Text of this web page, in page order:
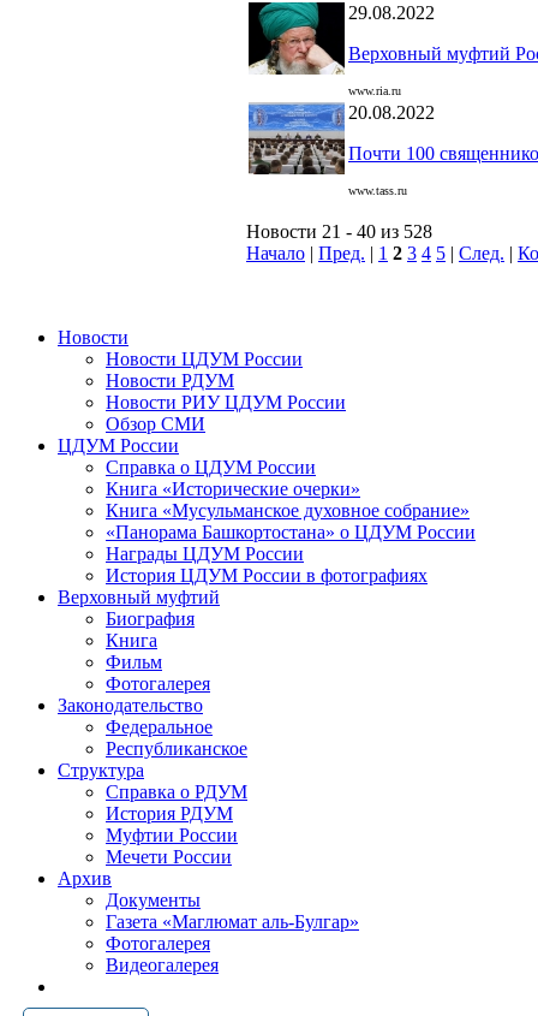
29.08.2022
Верховный муфтий
www.ria.ru
20.08.2022
Почти 100
www.tass.ru
Новости 21 - 40 из 528
Начало | Пред. | 1 2 3 4 5 | След. |
Новости
Новости ЦДУМ России
Новости РДУМ
Новости РИУ ЦДУМ России
Обзор СМИ
ЦДУМ России
Справка о ЦДУМ России
Книга «Исторические очерки»
Книга «Мусульманское духовное собрание»
«Панорама Башкортостана» о ЦДУМ России
Награды ЦДУМ России
История ЦДУМ России в фотографиях
Верховный муфтий
Биография
Книга
Фильм
Фотогалерея
Законодательство
Федеральное
Республиканское
Структура
Справка о РДУМ
История РДУМ
Муфтии России
Мечети России
Архив
Документы
Газета «Маглюмат аль-Булгар»
Фотогалерея
Видеогалерея